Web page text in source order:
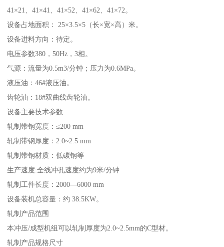
41×21、41×41、41×52、41×62、41×72。
设备占地面积： 25×3.5×5（长×宽×高）米。
设备进料方向：待定。
电压参数380，50Hz，3相。
气源：流量为0.5m3/分钟；压力为0.6MPa。
液压油：46#液压油。
齿轮油：18#双曲线齿轮油。
设备主要技术参数
轧制带钢宽度：≤200 mm
轧制带钢厚度：2.0~2.5 mm
轧制带钢材质：低碳钢等
生产速度:全线冲孔速度约为9米/分钟
轧制工件长度：2000—6000 mm
设备装机总容量：约 38.5KW。
轧制产品范围
本冲压/成型机组可以轧制厚度为2.0~2.5mm的C型材。
轧制产品规格尺寸